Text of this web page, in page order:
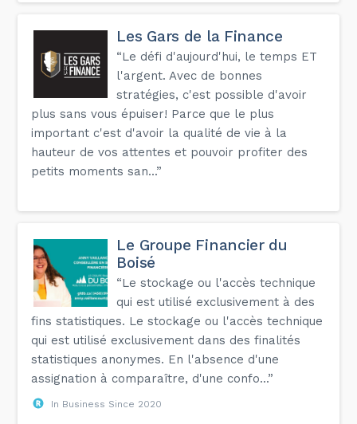
Les Gars de la Finance
“Le défi d'aujourd'hui, le temps ET
l'argent. Avec de bonnes
stratégies, c'est possible d'avoir
plus sans vous épuiser! Parce que le plus
important c'est d'avoir la qualité de vie à la
hauteur de vos attentes et pouvoir profiter des
petits moments san...”
Le Groupe Financier du
Boisé
“Le stockage ou l'accès technique
qui est utilisé exclusivement à des
fins statistiques. Le stockage ou l'accès technique
qui est utilisé exclusivement dans des finalités
statistiques anonymes. En l'absence d'une
assignation à comparaître, d'une confo...”
In Business Since 2020